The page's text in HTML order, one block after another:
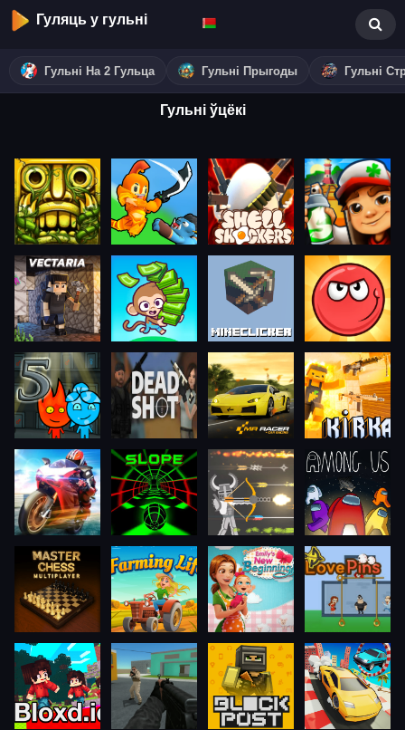
Гуляць у гульні
Гульні На 2 Гульца Гульні Прыгоды Гульні
Гульні ўцёкі